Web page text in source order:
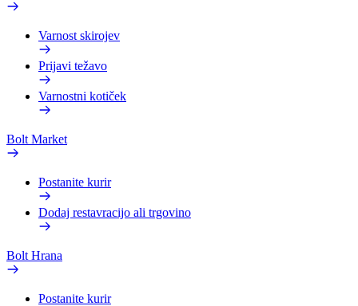
Varnost skirojev
Prijavi težavo
Varnostni kotiček
Bolt Market
Postanite kurir
Dodaj restavracijo ali trgovino
Bolt Hrana
Postanite kurir